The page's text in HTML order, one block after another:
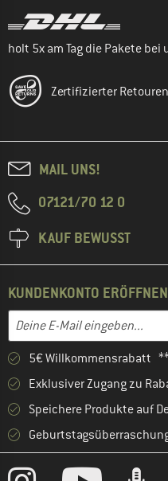
holt 5x am Tag die Pakete bei
Zertifizierter
MAIL UNS!
07121/70 12 0
KAUF BEWUSST
KUNDENKONTO ERÖFFNEN
E-Mail-Adresse
Gib hier deine E-Mail-
5€ Willkommensrabatt
Exklusiver Zugang zu
Speichere Produkte auf